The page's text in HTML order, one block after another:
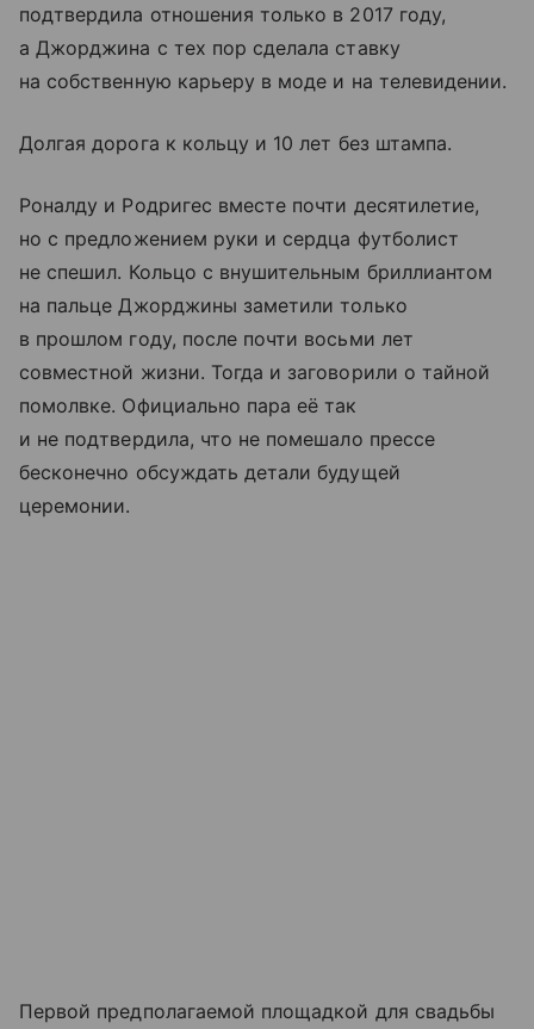
подтвердила отношения только в 2017 году,
а Джорджина с тех пор сделала ставку
на собственную карьеру в моде и на телевидении.
Долгая дорога к кольцу и 10 лет без штампа.
Роналду и Родригес вместе почти десятилетие,
но с предложением руки и сердца футболист
не спешил. Кольцо с внушительным бриллиантом
на пальце Джорджины заметили только
в прошлом году, после почти восьми лет
совместной жизни. Тогда и заговорили о тайной
помолвке. Официально пара её так
и не подтвердила, что не помешало прессе
бесконечно обсуждать детали будущей
церемонии.
Первой предполагаемой площадкой для свадьбы